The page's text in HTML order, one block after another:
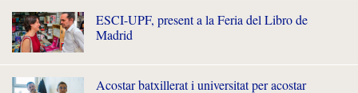
ESCI-UPF, present a la Feria del Libro de
Madrid
Acostar batxillerat i universitat per acostar